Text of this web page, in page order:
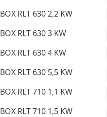
BOX RLT 630 2,2 KW
BOX RLT 630 3 KW
BOX RLT 630 4 KW
BOX RLT 630 5,5 KW
BOX RLT 710 1,1 KW
BOX RLT 710 1,5 KW